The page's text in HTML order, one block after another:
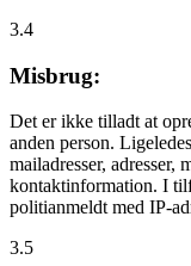
3.4
Misbrug:
Det er ikke tilladt at
anden person.
mailadresser,
kontaktinformation. I
politianmeldt med IP-
3.5